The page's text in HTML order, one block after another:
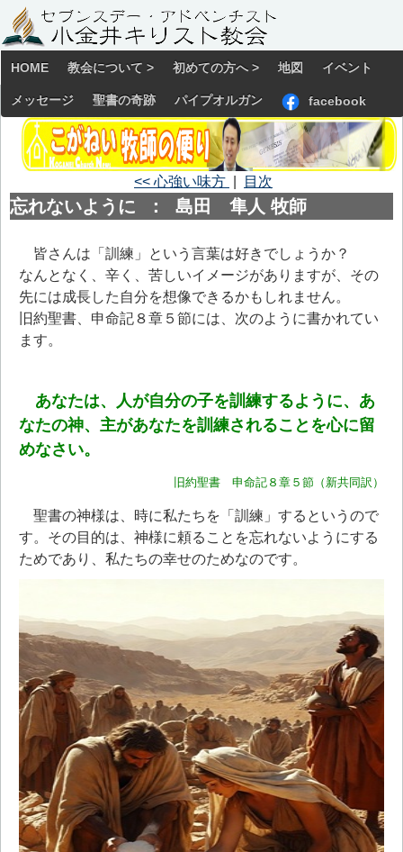
HOME 教会について > 初めての方へ > 地図 イベント
メッセージ 聖書の奇跡 パイプオルガン facebook
<< 心強い味方 目次
忘れないように ： 島田 隼人 牧師
皆さんは「訓練」という言葉は好きでしょうか？
なんとなく、辛く、苦しいイメージがありますが、その
先には成長した自分を想像できるかもしれません。
旧約聖書、申命記８章５節には、次のように書かれてい
ます。
あなたは、人が自分の子を訓練するように、あ
なたの神、主があなたを訓練されることを心に留
めなさい。
旧約聖書 申命記８章５節（新共同訳）
聖書の神様は、時に私たちを「訓練」するというので
す。その目的は、神様に頼ることを忘れないようにする
ためであり、私たちの幸せのためなのです。